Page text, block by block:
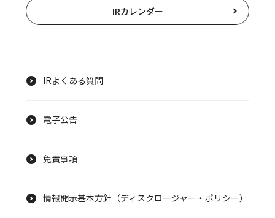
IRカレンダー
IRよくある質問
電子公告
免責事項
情報開示基本方針（ディスクロージャー・ポリシー）